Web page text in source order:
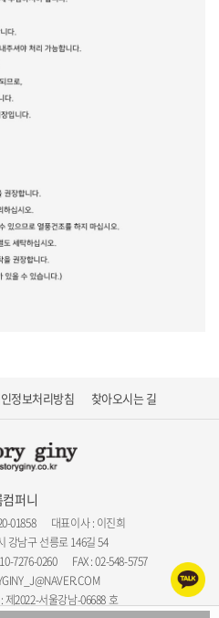
정보처리방침 찾아오시는 길
퍼니
01858
대표이사 : 이진희
강남구 선릉로 146길 54
7276-0260
FAX : 02-548-5757
2022-서울강남-06688 호